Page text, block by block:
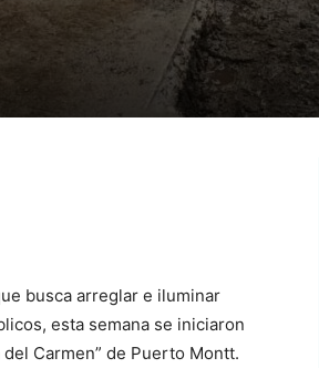
busca arreglar e iluminar
esta semana se iniciaron
Carmen” de Puerto Montt.